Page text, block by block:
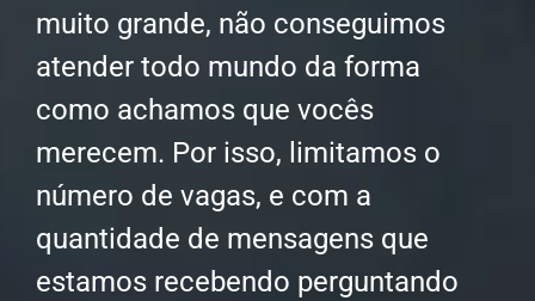
muito grande, não conseguimos
atender todo mundo da forma
como achamos que vocês
merecem. Por isso, limitamos o
número de vagas, e com a
quantidade de mensagens que
estamos recebendo perguntando